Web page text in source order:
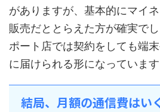
がありますが、基本的にマイ
販売だととらえた方が確実で
ポート店では契約をしても端
に届けられる形になっています
結局、月額の通信費はい